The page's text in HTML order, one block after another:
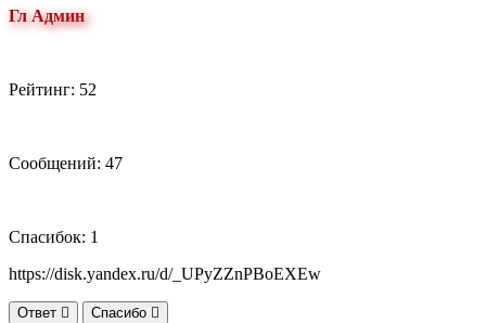
Гл Админ
Рейтинг: 52
Сообщений: 47
Спасибок: 1
https://disk.yandex.ru/d/_UPyZZnPBoEXEw
Ответ Спасибо